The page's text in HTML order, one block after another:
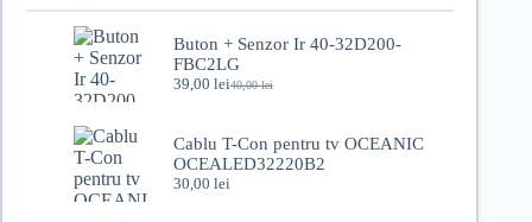
Buton + Senzor Ir 40-32D200-
FBC2LG
40,00lei
Prețul
fost:
40,00 lei.
39,00 leiPrețul
39,00 lei.
Cablu T-Con pentru tv OCEANIC
OCEALED32220B2
30,00 lei